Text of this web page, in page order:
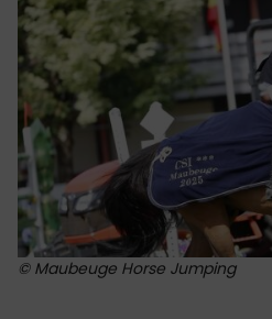
© Maubeuge Horse Jumping